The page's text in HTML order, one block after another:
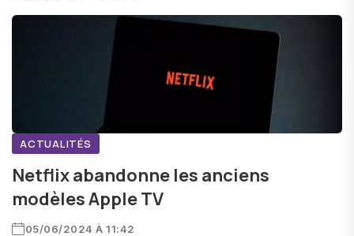
ACTUALITÉS
Netflix abandonne les anciens
modèles Apple TV
05/06/2024 À 11:42